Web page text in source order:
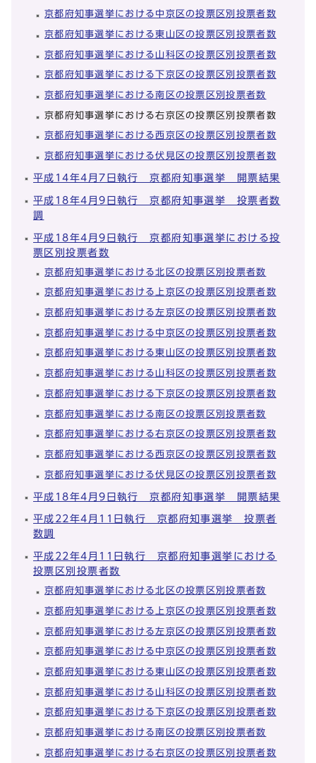
京都府知事選挙における中京区の投票区別投票者数
京都府知事選挙における東山区の投票区別投票者数
京都府知事選挙における山科区の投票区別投票者数
京都府知事選挙における下京区の投票区別投票者数
京都府知事選挙における南区の投票区別投票者数
京都府知事選挙における右京区の投票区別投票者数
京都府知事選挙における西京区の投票区別投票者数
京都府知事選挙における伏見区の投票区別投票者数
平成14年4月7日執行 京都府知事選挙 開票結果
平成18年4月9日執行 京都府知事選挙 投票者数
調
平成18年4月9日執行 京都府知事選挙における投
票区別投票者数
京都府知事選挙における北区の投票区別投票者数
京都府知事選挙における上京区の投票区別投票者数
京都府知事選挙における左京区の投票区別投票者数
京都府知事選挙における中京区の投票区別投票者数
京都府知事選挙における東山区の投票区別投票者数
京都府知事選挙における山科区の投票区別投票者数
京都府知事選挙における下京区の投票区別投票者数
京都府知事選挙における南区の投票区別投票者数
京都府知事選挙における右京区の投票区別投票者数
京都府知事選挙における西京区の投票区別投票者数
京都府知事選挙における伏見区の投票区別投票者数
平成18年4月9日執行 京都府知事選挙 開票結果
平成22年4月11日執行 京都府知事選挙 投票者
数調
平成22年4月11日執行 京都府知事選挙における
投票区別投票者数
京都府知事選挙における北区の投票区別投票者数
京都府知事選挙における上京区の投票区別投票者数
京都府知事選挙における左京区の投票区別投票者数
京都府知事選挙における中京区の投票区別投票者数
京都府知事選挙における東山区の投票区別投票者数
京都府知事選挙における山科区の投票区別投票者数
京都府知事選挙における下京区の投票区別投票者数
京都府知事選挙における南区の投票区別投票者数
京都府知事選挙における右京区の投票区別投票者数